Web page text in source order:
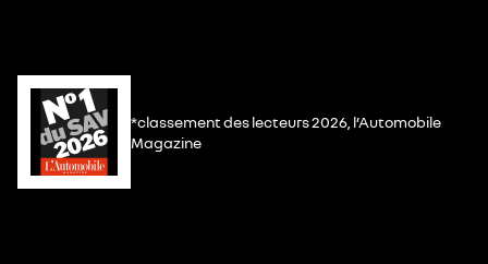
*classement des lecteurs 2026, l’Automobile
Magazine